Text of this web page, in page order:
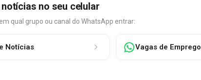
notícias no seu celular
qual grupo ou canal do WhatsApp entrar:
Notícias Vagas de Emprego